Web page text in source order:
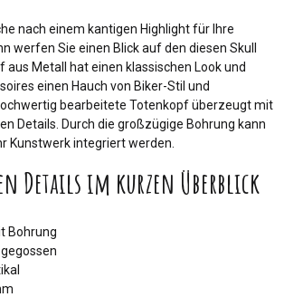
nach einem kantigen Highlight für Ihre
werfen Sie einen Blick auf den diesen Skull
aus Metall hat einen klassischen Look und
einen Hauch von Biker-Stil und
bearbeitete Totenkopf überzeugt mit
Details. Durch die großzügige Bohrung kann
Kunstwerk integriert werden.
Details im kurzen Überblick
Bohrung